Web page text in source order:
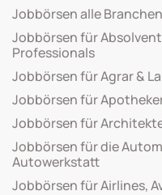
Jobbörsen alle
Jobbörsen für
Professionals
Jobbörsen für Agrar &
Jobbörsen für
Jobbörsen für
Jobbörsen für die
Autowerkstatt
Jobbörsen für Airlines,